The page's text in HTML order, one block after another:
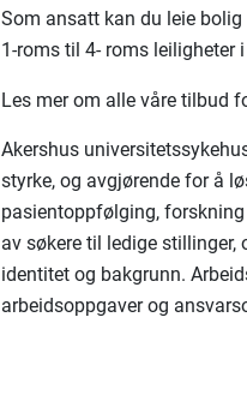
Som ansatt kan du leie
1-roms til 4- roms leiligheter
Les mer om alle våre tilbud
Akershus
styrke, og avgjørende for å
pasientoppfølging,
av søkere til ledige
identitet og bakgrunn.
arbeidsoppgaver og